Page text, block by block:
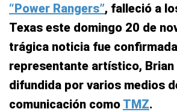
“Power Rangers”, falleció a
Texas este domingo 20 de
trágica noticia fue
representante artístico,
difundida por varios medios
comunicación como TMZ.